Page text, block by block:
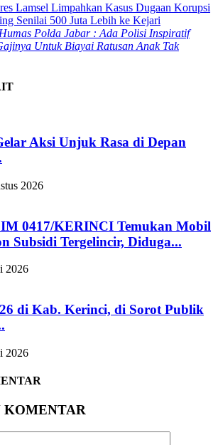
Lamsel Limpahkan Kasus Dugaan Korupsi
Senilai 500 Juta Lebih ke Kejari
Polda Jabar : Ada Polisi Inspiratif
Untuk Biayai Ratusan Anak Tak
Aksi Unjuk Rasa di Depan
2026
0417/KERINCI Temukan Mobil
Subsidi Tergelincir, Diduga...
2026
di Kab. Kerinci, di Sorot Publik
2026